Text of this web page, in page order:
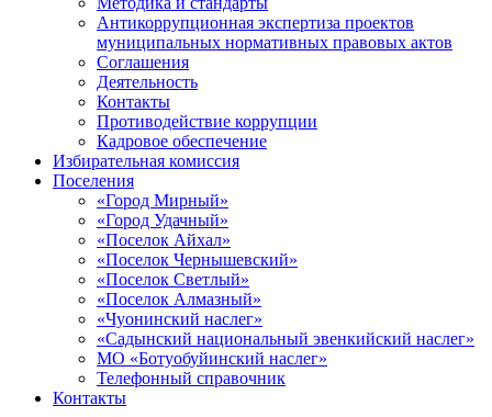
Антикоррупционная экспертиза проектов
муниципальных нормативных правовых актов
Соглашения
Деятельность
Контакты
Противодействие коррупции
Кадровое обеспечение
Избирательная комиссия
Поселения
«Город Мирный»
«Город Удачный»
«Поселок Айхал»
«Поселок Чернышевский»
«Поселок Светлый»
«Поселок Алмазный»
«Чуонинский наслег»
«Садынский национальный эвенкийский наслег»
МО «Ботуобуйинский наслег»
Телефонный справочник
Контакты